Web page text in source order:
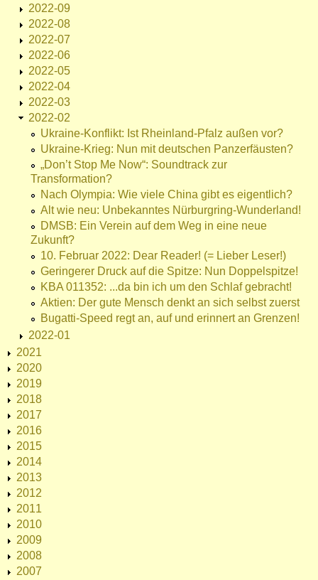
2022-09
2022-08
2022-07
2022-06
2022-05
2022-04
2022-03
2022-02
Ukraine-Konflikt: Ist Rheinland-Pfalz außen vor?
Ukraine-Krieg: Nun mit deutschen Panzerfäusten?
„Don’t Stop Me Now“: Soundtrack zur
Transformation?
Nach Olympia: Wie viele China gibt es eigentlich?
Alt wie neu: Unbekanntes Nürburgring-Wunderland!
DMSB: Ein Verein auf dem Weg in eine neue
Zukunft?
10. Februar 2022: Dear Reader! (= Lieber Leser!)
Geringerer Druck auf die Spitze: Nun Doppelspitze!
KBA 011352: ...da bin ich um den Schlaf gebracht!
Aktien: Der gute Mensch denkt an sich selbst zuerst
Bugatti-Speed regt an, auf und erinnert an Grenzen!
2022-01
2021
2020
2019
2018
2017
2016
2015
2014
2013
2012
2011
2010
2009
2008
2007